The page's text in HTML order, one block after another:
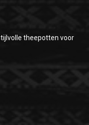
theepotten voor